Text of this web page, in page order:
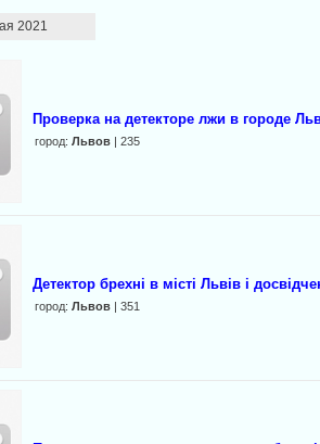
2021
Проверка на детекторе лжи в городе
город: Львов| 235
Детектор брехні в місті Львів і
город: Львов| 351